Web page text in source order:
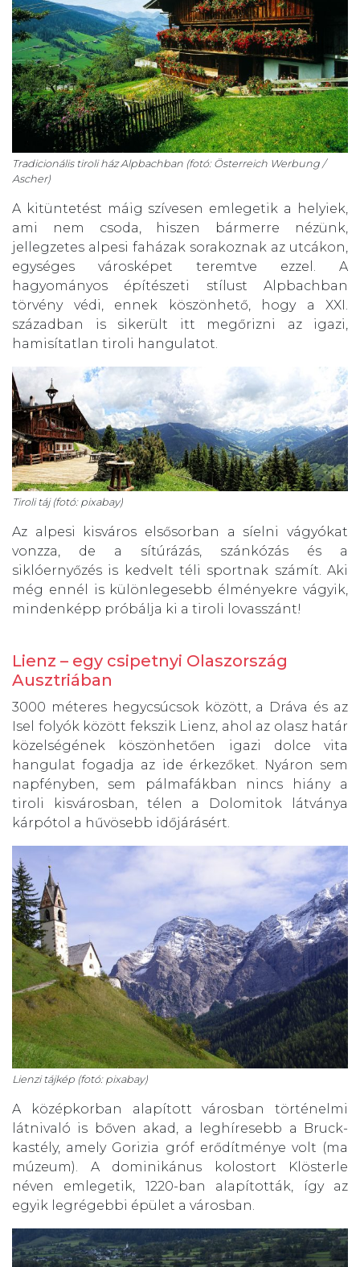
Tradicionális tiroli ház Alpbachban (fotó: Österreich Werbung /
Ascher)
A kitüntetést máig szívesen emlegetik a helyiek,
ami nem csoda, hiszen bármerre nézünk,
jellegzetes alpesi faházak sorakoznak az utcákon,
egységes városképet teremtve ezzel. A
hagyományos építészeti stílust Alpbachban
törvény védi, ennek köszönhető, hogy a XXI.
században is sikerült itt megőrizni az igazi,
hamisítatlan tiroli hangulatot.
Tiroli táj (fotó: pixabay)
Az alpesi kisváros elsősorban a síelni vágyókat
vonzza, de a sítúrázás, szánkózás és a
siklóernyőzés is kedvelt téli sportnak számít. Aki
még ennél is különlegesebb élményekre vágyik,
mindenképp próbálja ki a tiroli lovasszánt!
Lienz – egy csipetnyi Olaszország
Ausztriában
3000 méteres hegycsúcsok között, a Dráva és az
Isel folyók között fekszik Lienz, ahol az olasz határ
közelségének köszönhetően igazi dolce vita
hangulat fogadja az ide érkezőket. Nyáron sem
napfényben, sem pálmafákban nincs hiány a
tiroli kisvárosban, télen a Dolomitok látványa
kárpótol a hűvösebb időjárásért.
Lienzi tájkép (fotó: pixabay)
A középkorban alapított városban történelmi
látnivaló is bőven akad, a leghíresebb a Bruck-
kastély, amely Gorizia gróf erődítménye volt (ma
múzeum). A dominikánus kolostort Klösterle
néven emlegetik, 1220-ban alapították, így az
egyik legrégebbi épület a városban.